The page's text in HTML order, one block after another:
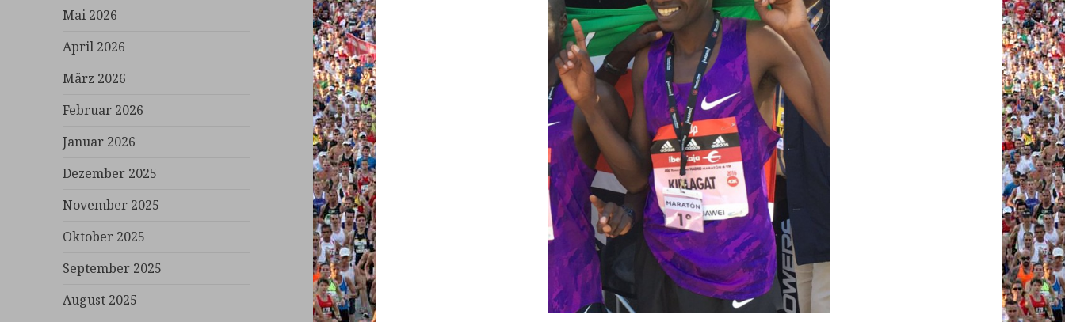
Mai 2026
April 2026
März 2026
Februar 2026
Januar 2026
Dezember 2025
November 2025
Oktober 2025
September 2025
August 2025